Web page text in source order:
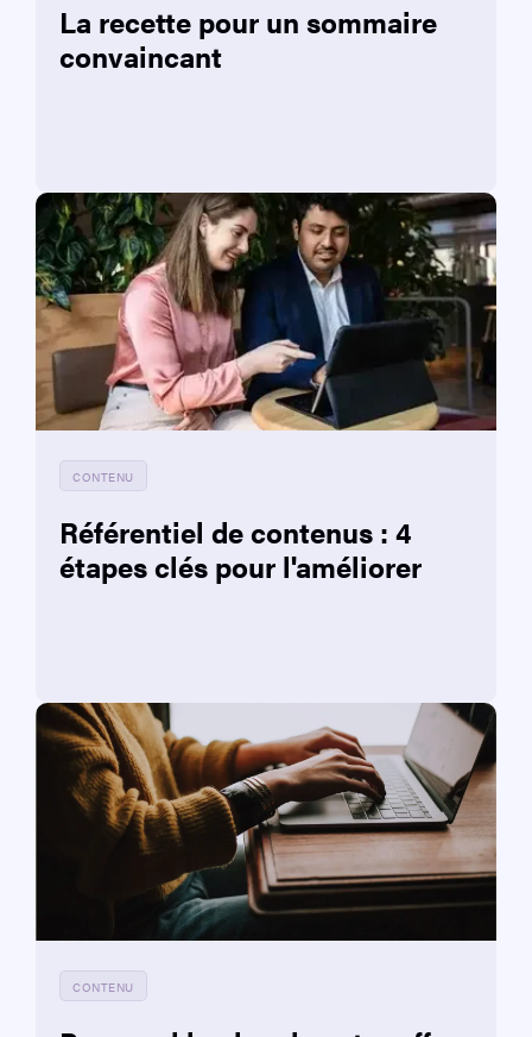
La recette pour un sommaire
convaincant
CONTENU
Référentiel de contenus : 4
étapes clés pour l'améliorer
CONTENU